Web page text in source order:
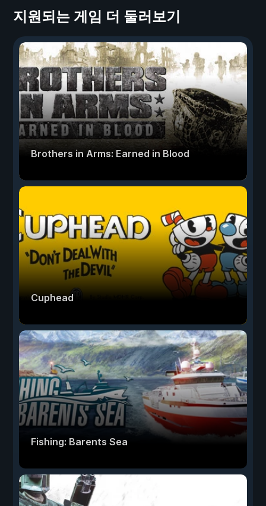
지원되는 게임 더 둘러보기
Brothers in Arms: Earned in Blood
Cuphead
Fishing: Barents Sea